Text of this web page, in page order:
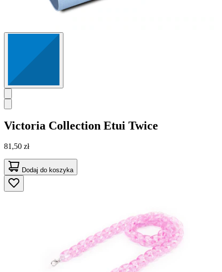
Victoria Collection Etui Twice
81,50 zł
Dodaj do koszyka